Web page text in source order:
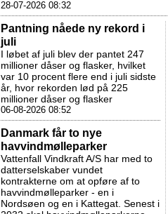
28-07-2026 08:32
Pantning nåede ny rekord i
juli
I løbet af juli blev der pantet 247
millioner dåser og flasker, hvilket
var 10 procent flere end i juli sidste
år, hvor rekorden lød på 225
millioner dåser og flasker
06-08-2026 08:52
Danmark får to nye
havvindmølleparker
Vattenfall Vindkraft A/S har med to
datterselskaber vundet
kontrakterne om at opføre af to
havvindmølleparker - en i
Nordsøen og en i Kattegat. Senest i